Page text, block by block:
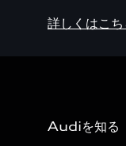
詳しくはこち
Audiを知る